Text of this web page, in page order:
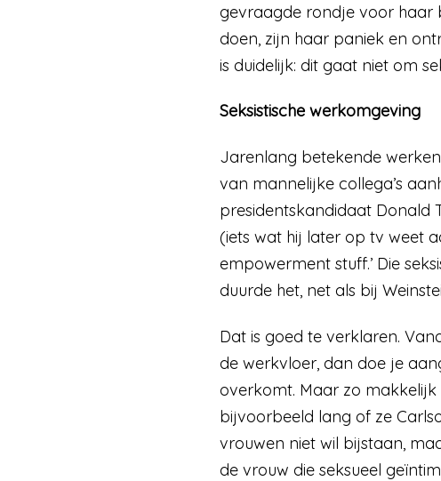
gevraagde rondje voor haar
doen, zijn haar paniek en
is duidelijk: dit gaat niet om
Seksistische werkomgeving
Jarenlang betekende werken
van mannelijke collega’s
presidentskandidaat Donald
(iets wat hij later op tv weet
empowerment stuff.’ Die
duurde het, net als bij
Dat is goed te verklaren.
de werkvloer, dan doe je
overkomt. Maar zo
bijvoorbeeld lang of ze
vrouwen niet wil bijstaan,
de vrouw die seksueel